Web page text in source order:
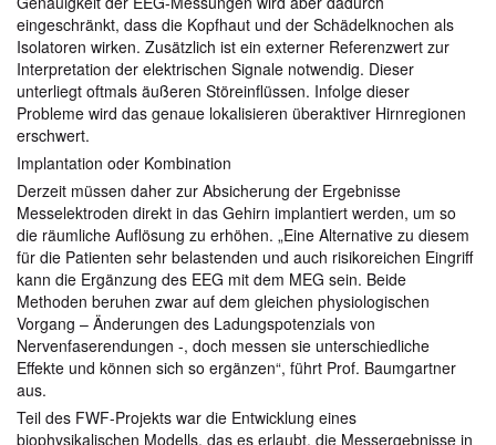
eingeschränkt, dass die Kopfhaut und der Schädelknochen als
Isolatoren wirken. Zusätzlich ist ein externer Referenzwert zur
Interpretation der elektrischen Signale notwendig. Dieser
unterliegt oftmals äußeren Störeinflüssen. Infolge dieser
Probleme wird das genaue lokalisieren überaktiver Hirnregionen
erschwert.
Implantation oder Kombination
Derzeit müssen daher zur Absicherung der Ergebnisse
Messelektroden direkt in das Gehirn implantiert werden, um so
die räumliche Auflösung zu erhöhen. „Eine Alternative zu diesem
für die Patienten sehr belastenden und auch risikoreichen Eingriff
kann die Ergänzung des EEG mit dem MEG sein. Beide
Methoden beruhen zwar auf dem gleichen physiologischen
Vorgang – Änderungen des Ladungspotenzials von
Nervenfaserendungen -, doch messen sie unterschiedliche
Effekte und können sich so ergänzen“, führt Prof. Baumgartner
aus.
Teil des FWF-Projekts war die Entwicklung eines
biophysikalischen Modells, das es erlaubt, die Messergebnisse in